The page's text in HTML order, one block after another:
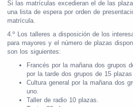
Si las matrículas excedieran el de las
una lista de espera por orden de
matrícula.
4.º Los talleres a disposición de los
para mayores y el número de plazas
son los siguientes:
Francés por la mañana dos grupos
por la tarde dos grupos de 15
Cultura general por la mañana dos
uno.
Taller de radio 10 plazas.